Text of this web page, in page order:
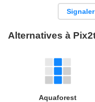
Signaler
Alternatives à
Aquaforest